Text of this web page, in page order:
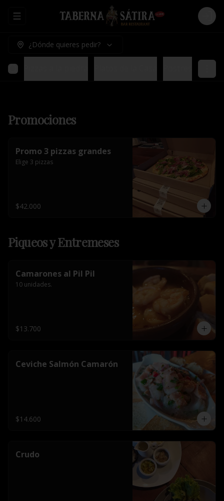
Abrir menu de navegación Login
¿Dónde quieres pedir?
Promociones
Promo 3 pizzas grandes
Elige 3 pizzas
$42.000
Piqueos y Entremeses
Camarones al Pil Pil
10 unidades.
$13.700
Ceviche Salmón Camarón
$14.600
Crudo